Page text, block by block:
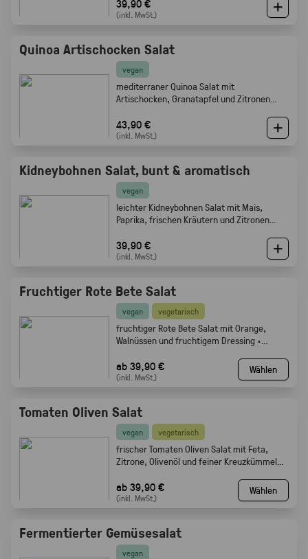
39,90 €
(inkl. MwSt.)
Quinoa Artischocken Salat
vegan
mediterraner Quinoa Salat mit
Artischocken, Granatapfel und Zitronen
Gabelfood
43,90 €
(inkl. MwSt.)
Kidneybohnen Salat, bunt & aromatisch
vegan
leichter Kidneybohnen Salat mit Mais,
Paprika, frischen Kräutern und Zitronen
39,90 €
(inkl. MwSt.)
Fruchtiger Rote Bete Salat
vegan vegetarisch
fruchtiger Rote Bete Salat mit Orange,
Walnüssen und fruchtigem Dressing ·
ab 39,90 €
(inkl. MwSt.)
Wählen
Tomaten Oliven Salat
vegan vegetarisch
frischer Tomaten Oliven Salat mit Feta,
Zitrone, Olivenöl und feiner Kreuzkümmel
ab 39,90 €
(inkl. MwSt.)
Wählen
Fermentierter Gemüsesalat
vegan